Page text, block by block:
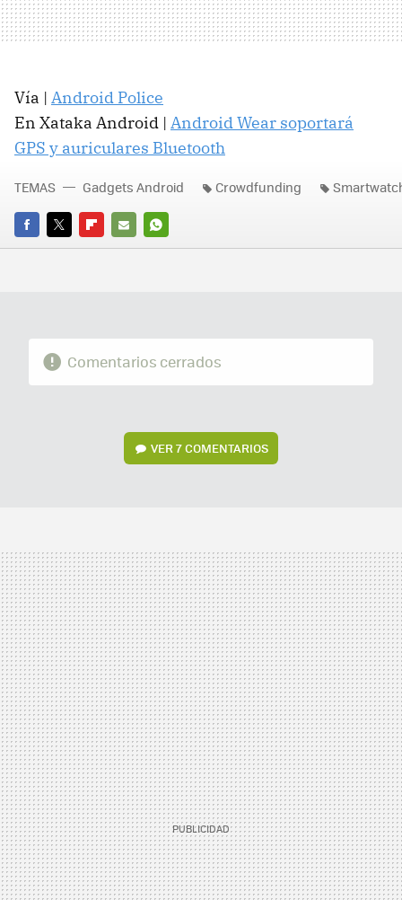
Vía | Android Police
En Xataka Android | Android Wear soportará
GPS y auriculares Bluetooth
FACEBOOK
TWITTERFLIPBOARD
E-
WHATSAPP
TEMAS Gadgets Android Crowdfunding
Comentarios cerrados
VER7 COMENTARIOS